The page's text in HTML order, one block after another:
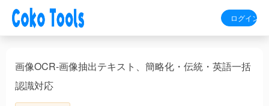
ログイン
画像OCR-画像抽出テキスト、簡略化・伝統・英語一括
認識対応